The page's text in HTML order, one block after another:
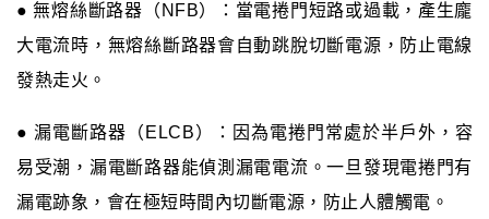
● 無熔絲斷路器（NFB）：當電捲門短路或過載，產生龐
大電流時，無熔絲斷路器會自動跳脫切斷電源，防止電線
發熱走火。
● 漏電斷路器（ELCB）：因為電捲門常處於半戶外，容
易受潮，漏電斷路器能偵測漏電電流。一旦發現電捲門有
漏電跡象，會在極短時間內切斷電源，防止人體觸電。